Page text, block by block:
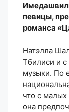
певицы,
романса
Натэлла
Тбилиси и
музыки. По
что с малых
она